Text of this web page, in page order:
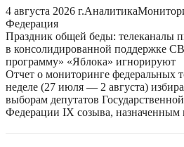
4 августа 2026 г.Аналитика
Федерация
Праздник общей беды: телеканалы
в консолидированной поддержке
программу» «Яблока» игнорируют
Отчет о мониторинге федеральных
неделе (27 июля — 2 августа)
выборам депутатов
Федерации IX созыва, назначенным